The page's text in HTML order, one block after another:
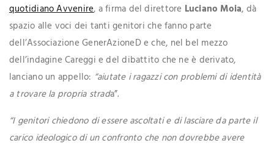
quotidiano Avvenire, a firma del direttore Luciano Moia, dà
spazio alle voci dei tanti genitori che fanno parte
dell’Associazione GenerAzioneD e che, nel bel mezzo
dell’indagine Careggi e del dibattito che ne è derivato,
lanciano un appello: “aiutate i ragazzi con problemi di identità
a trovare la propria strada”.
“I genitori chiedono di essere ascoltati e di lasciare da parte il
carico ideologico di un confronto che non dovrebbe avere